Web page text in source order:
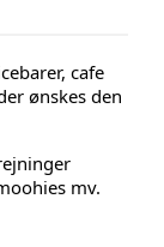
cafe
ønskes den
mv.